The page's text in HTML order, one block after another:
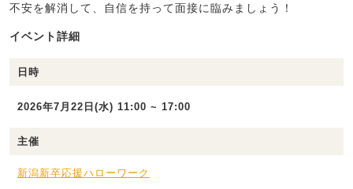
不安を解消して、自信を持って面接に臨みましょう！
イベント詳細
日時
2026年7月22日(水) 11:00 ~ 17:00
主催
新潟新卒応援ハローワーク